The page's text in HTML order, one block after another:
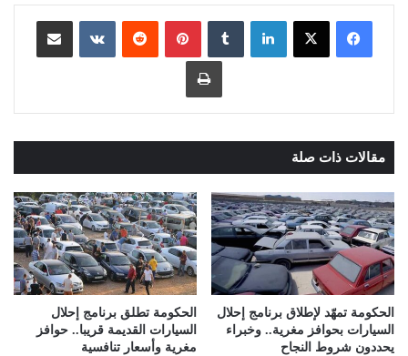
لينكدإن ‏Tumblr بينتيريست
‏Reddit
‏VKontakte مشاركة عبر البريد
طباعة
مقالات ذات صلة
الحكومة تمهّد لإطلاق برنامج إحلال
السيارات بحوافز مغرية.. وخبراء
يحددون شروط النجاح
الحكومة تطلق برنامج إحلال
السيارات القديمة قريبا.. حوافز
مغرية وأسعار تنافسية